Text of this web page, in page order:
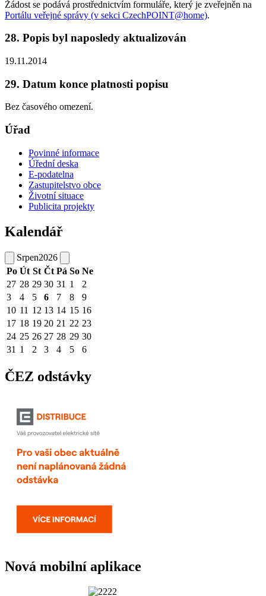
Žádost se podává prostřednictvím formuláře, který je zveřejněn na
Portálu veřejné správy (v sekci CzechPOINT@home).
28. Popis byl naposledy aktualizován
19.11.2014
29. Datum konce platnosti popisu
Bez časového omezení.
Úřad
Povinné informace
Úřední deska
E-podatelna
Zastupitelstvo obce
Životní situace
Publicita projekty
Kalendář
Srpen2026
Po Út St Čt Pá So Ne
27 28 29 30 31 1
2
3
4 5 6 7 8
9
10 11 12 13 14 15 16
17 18 19 20 21 22 23
24 25 26 27 28 29 30
31 1 2 3 4 5 6
ČEZ odstávky
Nová mobilní aplikace